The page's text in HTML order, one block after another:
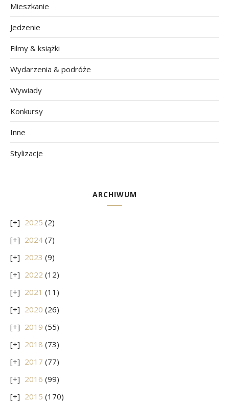
Mieszkanie
Jedzenie
Filmy & książki
Wydarzenia & podróże
Wywiady
Konkursy
Inne
Stylizacje
ARCHIWUM
2025 (2)
2024 (7)
2023 (9)
2022 (12)
2021 (11)
2020 (26)
2019 (55)
2018 (73)
2017 (77)
2016 (99)
2015 (170)